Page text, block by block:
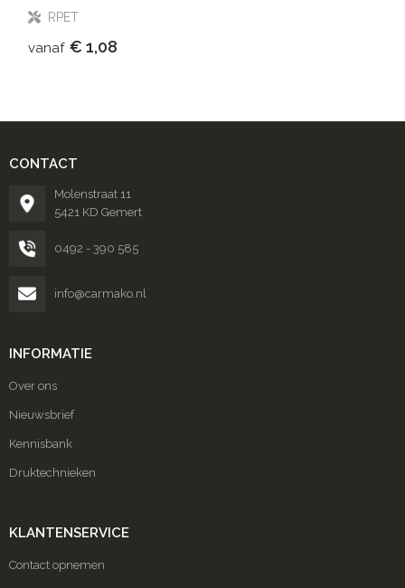
RPET
vanaf € 1,08
CONTACT
Molenstraat 11
5421 KD Gemert
0492 - 390 585
info@carmako.nl
INFORMATIE
Over ons
Nieuwsbrief
Kennisbank
Druktechnieken
KLANTENSERVICE
Contact opnemen